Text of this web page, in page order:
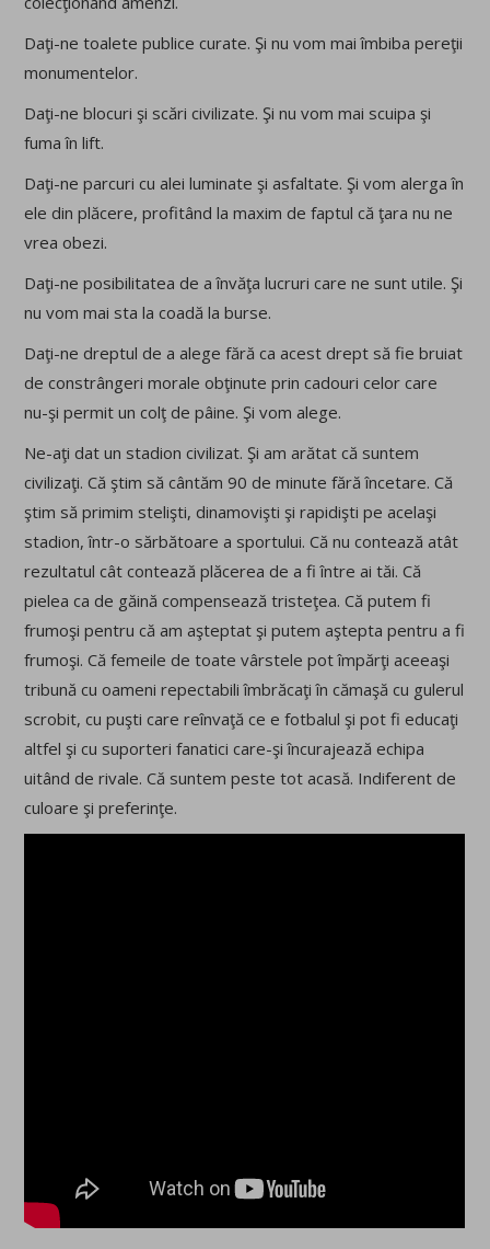
Daţi-ne toalete publice curate. Şi nu vom mai îmbiba pereţii
monumentelor.
Daţi-ne blocuri şi scări civilizate. Şi nu vom mai scuipa şi
fuma în lift.
Daţi-ne parcuri cu alei luminate şi asfaltate. Şi vom alerga în
ele din plăcere, profitând la maxim de faptul că ţara nu ne
vrea obezi.
Daţi-ne posibilitatea de a învăţa lucruri care ne sunt utile. Şi
nu vom mai sta la coadă la burse.
Daţi-ne dreptul de a alege fără ca acest drept să fie bruiat
de constrângeri morale obţinute prin cadouri celor care
nu-şi permit un colţ de pâine. Şi vom alege.
Ne-aţi dat un stadion civilizat. Şi am arătat că suntem
civilizaţi. Că ştim să cântăm 90 de minute fără încetare. Că
ştim să primim stelişti, dinamovişti şi rapidişti pe acelaşi
stadion, într-o sărbătoare a sportului. Că nu contează atât
rezultatul cât contează plăcerea de a fi între ai tăi. Că
pielea ca de găină compensează tristeţea. Că putem fi
frumoşi pentru că am aşteptat şi putem aştepta pentru a fi
frumoşi. Că femeile de toate vârstele pot împărţi aceeaşi
tribună cu oameni repectabili îmbrăcaţi în cămaşă cu gulerul
scrobit, cu puşti care reînvaţă ce e fotbalul şi pot fi educaţi
altfel şi cu suporteri fanatici care-şi încurajează echipa
uitând de rivale. Că suntem peste tot acasă. Indiferent de
culoare şi preferinţe.